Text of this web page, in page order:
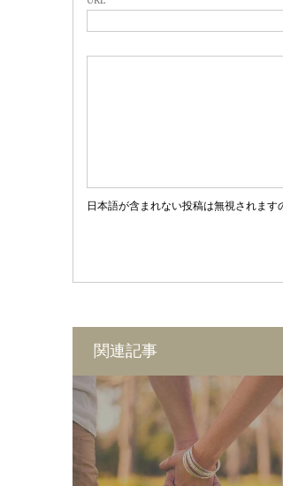
日本語が含まれない投稿は無視されます
関連記事